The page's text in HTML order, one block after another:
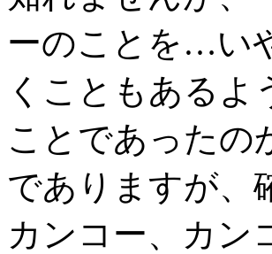
ーのことを…い
くこともある
ことであった
でありますが、
カンコー、カ